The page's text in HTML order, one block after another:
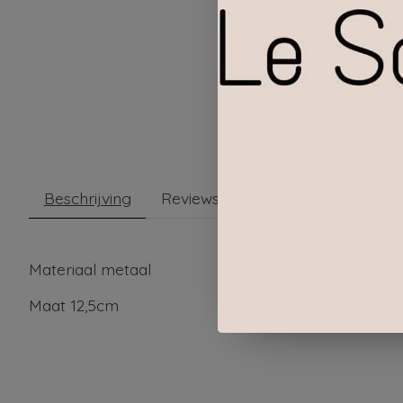
Beschrijving Reviews (0)
Materiaal metaal
Maat 12,5cm